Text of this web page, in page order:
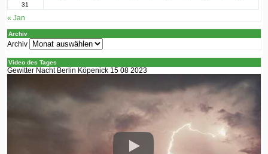
31
« Jan
Archiv
Archiv
Video des Tages
Gewitter Nacht Berlin Köpenick 15 08 2023